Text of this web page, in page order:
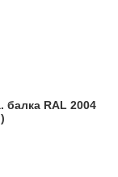
балка RAL 2004